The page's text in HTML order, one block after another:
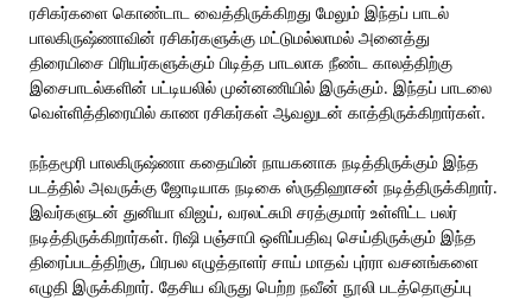
ரசிகர்களை கொண்டாட வைத்திருக்கிறது மேலும் இந்தப் பாடல்
பாலகிருஷ்ணாவின் ரசிகர்களுக்கு மட்டுமல்லாமல் அனைத்து
திரையிசை பிரியர்களுக்கும் பிடித்த பாடலாக நீண்ட காலத்திற்கு
இசைபாடல்களின் பட்டியலில் முன்னணியில் இருக்கும். இந்தப் பாடலை
வெள்ளித்திரையில் காண ரசிகர்கள் ஆவலுடன் காத்திருக்கிறார்கள்.
நந்தமூரி பாலகிருஷ்ணா கதையின் நாயகனாக நடித்திருக்கும் இந்த
படத்தில் அவருக்கு ஜோடியாக நடிகை ஸ்ருதிஹாசன் நடித்திருக்கிறார்.
இவர்களுடன் துனியா விஜய், வரலட்சுமி சரத்குமார் உள்ளிட்ட பலர்
நடித்திருக்கிறார்கள். ரிஷி பஞ்சாபி ஒளிப்பதிவு செய்திருக்கும் இந்த
திரைப்படத்திற்கு, பிரபல எழுத்தாளர் சாய் மாதவ் புர்ரா வசனங்களை
எழுதி இருக்கிறார். தேசிய விருது பெற்ற நவீன் நூலி படத்தொகுப்பு